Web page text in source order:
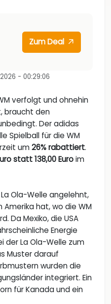
Zum Deal
- 00:29:06
verfolgt und ohnehin
braucht den
Der adidas
Spielball für die WM
um26% rabattiert.
statt 138,00 Euroim
Ola-Welle angelehnt,
Amerika hat, wo die WM
Da Mexiko, die USA
Energie
der La Ola-Welle zum
Muster darauf
wurden die
integriert. Ein
für Kanada und ein